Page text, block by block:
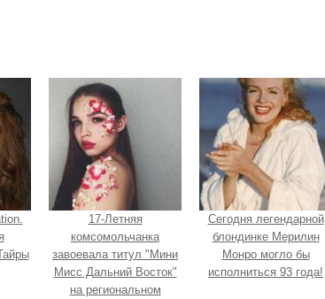
17-Летняя
комсомольчанка
завоевала титул "Мини
Мисс Дальний Восток"
на региональном
Сегодня легендарной
блондинке Мерилин
Монро могло бы
исполниться 93 года!